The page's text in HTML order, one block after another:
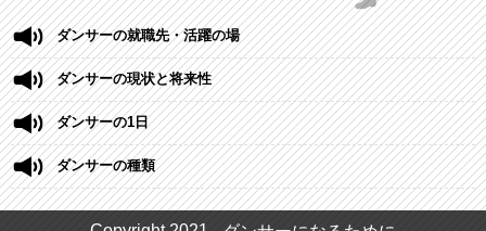
ダンサーの就職先・活躍の場
ダンサーの現状と将来性
ダンサーの1日
ダンサーの種類